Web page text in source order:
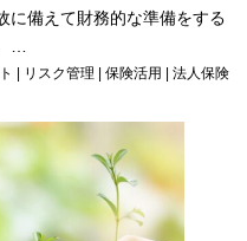
に備えて財務的な準備をする
…
| リスク管理 | 保険活用 | 法人保険